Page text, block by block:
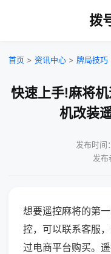
拨
首页 > 资讯中心 > 牌局技巧
快速上手!麻将
机改装
发布时
发布
想要遥控麻将的第
控，可以联系客服
过电商平台购买。